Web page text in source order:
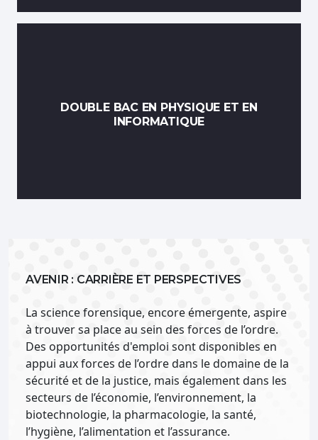
DOUBLE BAC EN PHYSIQUE ET EN
INFORMATIQUE
AVENIR : CARRIÈRE ET PERSPECTIVES
La science forensique, encore émergente, aspire
à trouver sa place au sein des forces de l’ordre.
Des opportunités d'emploi sont disponibles en
appui aux forces de l’ordre dans le domaine de la
sécurité et de la justice, mais également dans les
secteurs de l’économie, l’environnement, la
biotechnologie, la pharmacologie, la santé,
l’hygiène, l’alimentation et l’assurance.